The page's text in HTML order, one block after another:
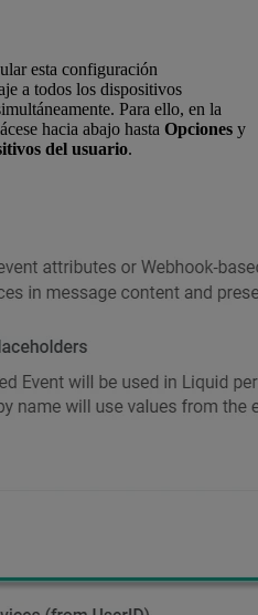
esta configuración
a todos los dispositivos
Para ello, en la
hacia abajo hasta Opciones y
del usuario.